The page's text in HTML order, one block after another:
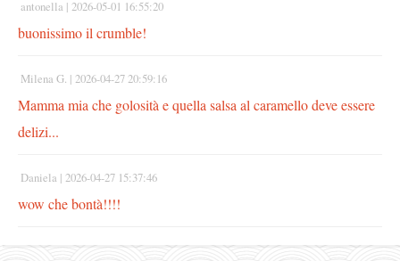
antonella | 2026-05-01 16:55:20
buonissimo il crumble!
Milena G. | 2026-04-27 20:59:16
Mamma mia che golosità e quella salsa al caramello deve essere
delizi...
Daniela | 2026-04-27 15:37:46
wow che bontà!!!!